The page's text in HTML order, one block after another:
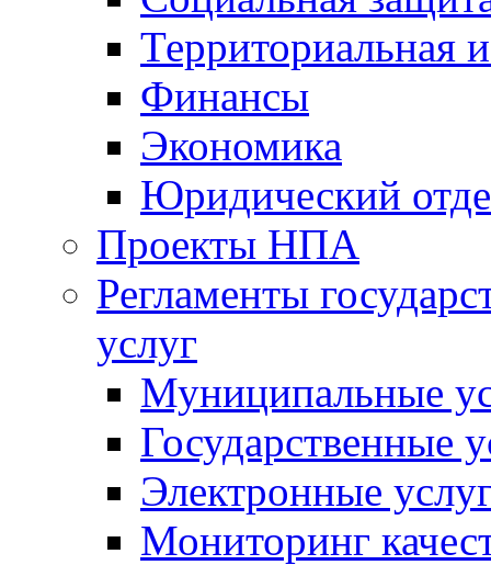
Территориальная
Финансы
Экономика
Юридический
Проекты НПА
Регламенты
услуг
Муниципальные
Государственные
Электронные
Мониторинг